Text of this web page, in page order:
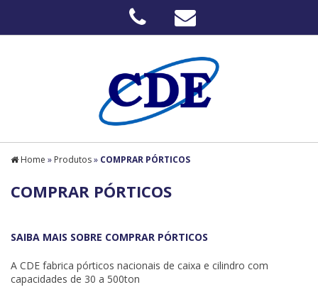
Home » Produtos» COMPRAR PÓRTICOS
COMPRAR PÓRTICOS
SAIBA MAIS SOBRE COMPRAR PÓRTICOS
A CDE fabrica pórticos nacionais de caixa e cilindro com
capacidades de 30 a 500ton